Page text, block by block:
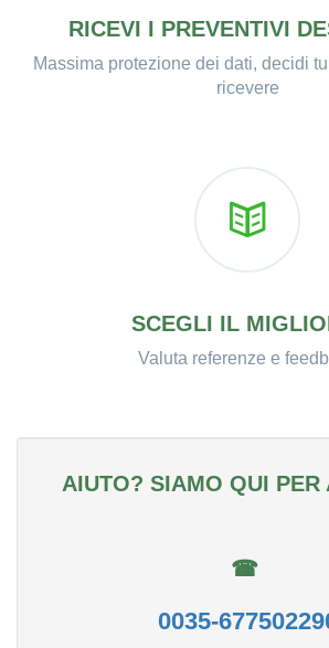
RICEVI I PREVENTIVI
Massima protezione dei dati, decidi
ricevere
SCEGLI IL
Valuta referenze e
AIUTO? SIAMO QUI PER
☎
0035-